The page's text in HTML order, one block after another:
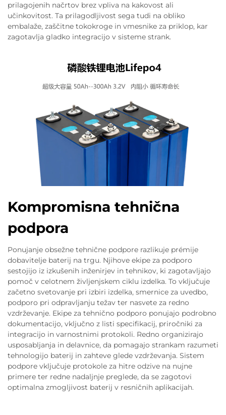
prilagojenih načrtov brez vpliva na kakovost ali
učinkovitost. Ta prilagodljivost sega tudi na obliko
embalaže, zaščitne tokokroge in vmesnike za priklop, kar
zagotavlja gladko integracijo v sisteme strank.
Kompromisna tehnična
podpora
Ponujanje obsežne tehnične podpore razlikuje prémije
dobavitelje baterij na trgu. Njihove ekipe za podporo
sestojijo iz izkušenih inženirjev in tehnikov, ki zagotavljajo
pomoč v celotnem življenjskem ciklu izdelka. To vključuje
začetno svetovanje pri izbiri izdelka, smernice za uvedbo,
podporo pri odpravljanju težav ter nasvete za redno
vzdrževanje. Ekipe za tehnično podporo ponujajo podrobno
dokumentacijo, vključno z listi specifikacij, priročniki za
integracijo in varnostnimi protokoli. Redno organizirajo
usposabljanja in delavnice, da pomagajo strankam razumeti
tehnologijo baterij in zahteve glede vzdrževanja. Sistem
podpore vključuje protokole za hitre odzive na nujne
primere ter redne nadaljnje preglede, da se zagotovi
optimalna zmogljivost baterij v resničnih aplikacijah.